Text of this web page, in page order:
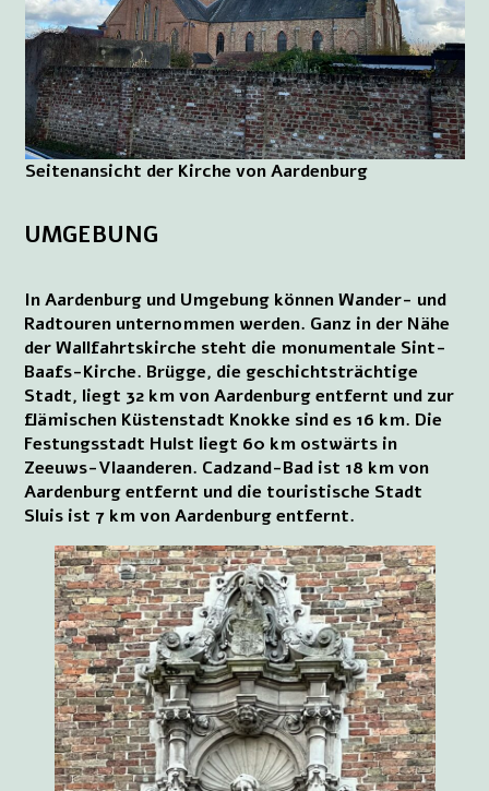
Seitenansicht der Kirche von Aardenburg
UMGEBUNG
In Aardenburg und Umgebung können Wander- und
Radtouren unternommen werden. Ganz in der Nähe
der Wallfahrtskirche steht die monumentale Sint-
Baafs-Kirche. Brügge, die geschichtsträchtige
Stadt, liegt 32 km von Aardenburg entfernt und zur
flämischen Küstenstadt Knokke sind es 16 km. Die
Festungsstadt Hulst liegt 60 km ostwärts in
Zeeuws-Vlaanderen. Cadzand-Bad ist 18 km von
Aardenburg entfernt und die touristische Stadt
Sluis ist 7 km von Aardenburg entfernt.